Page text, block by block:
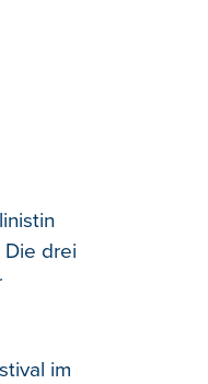
Die drei
im